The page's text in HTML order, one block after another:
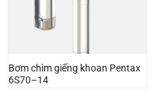
Bơm chìm giếng khoan Pentax
6S70–14